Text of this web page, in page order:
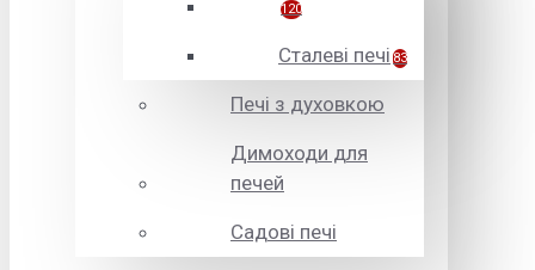
120
Сталеві печі 83
Печі з духовкою
Димоходи для
печей
Садові печі